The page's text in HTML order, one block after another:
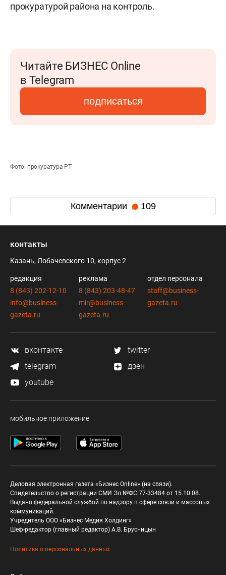
прокуратурой района на контроль.
Читайте БИЗНЕС Online
в Telegram
подписаться
Фото: прокуратура РТ
Комментарии 109
контакты
Казань, Лобачевского 10, корпус 2
редакция
8 (843) 202-12-10
info@business-
gazeta.ru
реклама
8 (843) 203-48-47
mir@business-
gazeta.ru
отдел персонала
staff@business-
gazeta.ru
вконтакте
twitter
telegram
дзен
youtube
мобильное приложение
Деловая электронная газета «Бизнес Online» (на связи).
Свидетельство о регистрации СМИ Эл №ФС 77-33484 от 15.10.08.
Выдано федеральной службой по надзору в сфере связи и массовых
коммуникаций.
Учредитель ООО «Бизнес Медия Холдинг»
Шеф-редактор (главный редактор) А.В. Брусницын
Политика о персональных данных